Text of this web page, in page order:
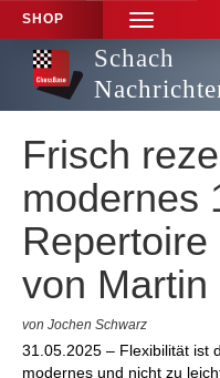
SHOP
TOGGLE
NAVIGATION
Schach
Frisch
modernes
von Martin
von Jochen Schwarz
31.05.2025 – Flexibilität ist
modernes und nicht zu